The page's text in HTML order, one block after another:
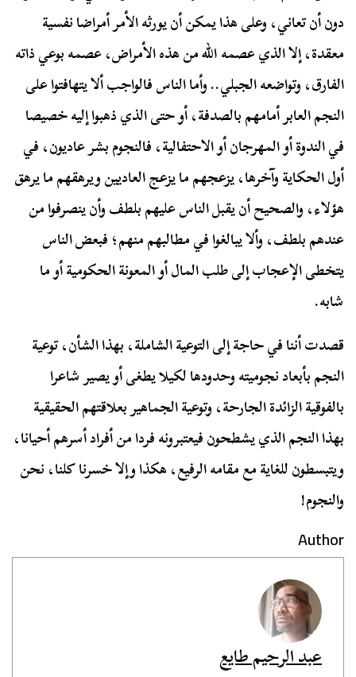
دون أن تعاني، وعلى هذا يمكن أن يورثه الأمر أمراضا نفسية
معقدة، إلا الذي عصمه الله من هذه الأمراض، عصمه بوعي ذاته
الفارق، وتواضعه الجبلي.. وأما الناس فالواجب ألا يتهافتوا على
النجم العابر أمامهم بالصدفة، أو حتى الذي ذهبوا إليه خصيصا
في الندوة أو المهرجان أو الاحتفالية، فالنجوم بشر عاديون، في
أول الحكاية وآخرها، يزعجهم ما يزعج العاديين ويرهقهم ما يرهق
هؤلاء، والصحيح أن يقبل الناس عليهم بلطف وأن ينصرفوا من
عندهم بلطف، وألا يبالغوا في مطالبهم منهم؛ فبعض الناس
يتخطى الإعجاب إلى طلب المال أو المعونة الحكومية أو ما
شابه.
قصدت أننا في حاجة إلى التوعية الشاملة، بهذا الشأن، توعية
النجم بأبعاد نجوميته وحدودها لكيلا يطغى أو يصير شاعرا
بالفوقية الزائدة الجارحة، وتوعية الجماهير بعلاقتهم الحقيقية
بهذا النجم الذي يشطحون فيعتبرونه فردا من أفراد أسرهم أحيانا،
ويتبسطون للغاية مع مقامه الرفيع، هكذا وإلا خسرنا كلنا، نحن
والنجوم!
Author
عبد الرحيم طايع